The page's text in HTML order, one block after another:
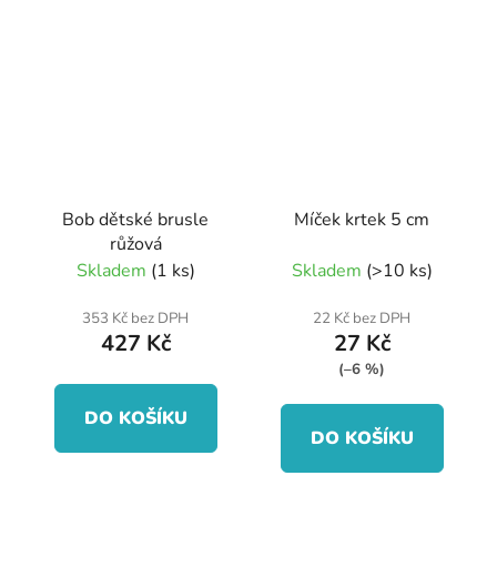
Bob dětské brusle
růžová
Skladem (1 ks)
353 Kč bez DPH
427 Kč
DO KOŠÍKU
Míček krtek 5 cm
Skladem (>10 ks)
22 Kč bez DPH
27 Kč
(–6 %)
DO KOŠÍKU